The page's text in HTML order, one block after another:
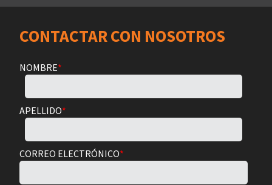
CONTACTAR CON NOSOTROS
NOMBRE*
APELLIDO*
CORREO ELECTRÓNICO*